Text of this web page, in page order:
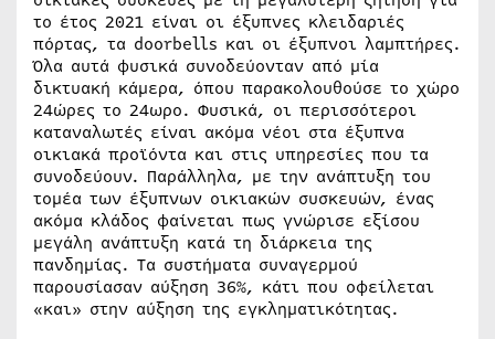
το έτος 2021 είναι οι έξυπνες κλειδαριές
πόρτας, τα doorbells και οι έξυπνοι λαμπτήρες.
Όλα αυτά φυσικά συνοδεύονταν από μία
δικτυακή κάμερα, όπου παρακολουθούσε το χώρο
24ώρες το 24ωρο. Φυσικά, οι περισσότεροι
καταναλωτές είναι ακόμα νέοι στα έξυπνα
οικιακά προϊόντα και στις υπηρεσίες που τα
συνοδεύουν. Παράλληλα, με την ανάπτυξη του
τομέα των έξυπνων οικιακών συσκευών, ένας
ακόμα κλάδος φαίνεται πως γνώρισε εξίσου
μεγάλη ανάπτυξη κατά τη διάρκεια της
πανδημίας. Τα συστήματα συναγερμού
παρουσίασαν αύξηση 36%, κάτι που οφείλεται
«και» στην αύξηση της εγκληματικότητας.